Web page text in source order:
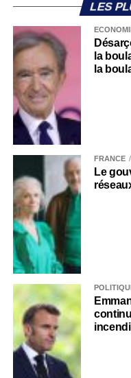
LES
la
la
FRANCE
Le